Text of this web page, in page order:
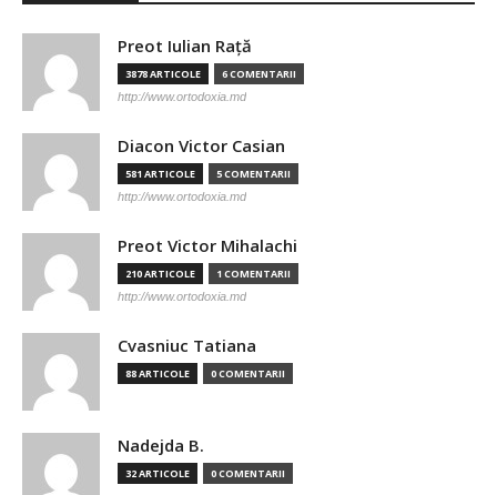
Preot Iulian Raţă
3878 ARTICOLE 6 COMENTARII
http://www.ortodoxia.md
Diacon Victor Casian
581 ARTICOLE 5 COMENTARII
http://www.ortodoxia.md
Preot Victor Mihalachi
210 ARTICOLE 1 COMENTARII
http://www.ortodoxia.md
Cvasniuc Tatiana
88 ARTICOLE 0 COMENTARII
Nadejda B.
32 ARTICOLE 0 COMENTARII